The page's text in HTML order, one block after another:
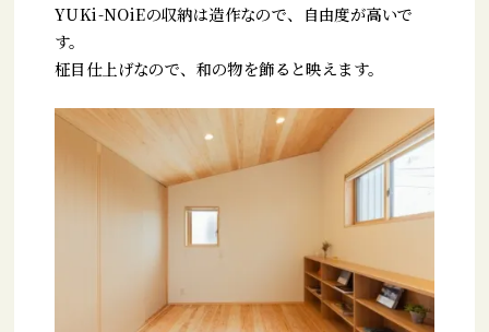
YUKi-NOiEの収納は造作なので、自由度が高いで
す。
柾目仕上げなので、和の物を飾ると映えます。